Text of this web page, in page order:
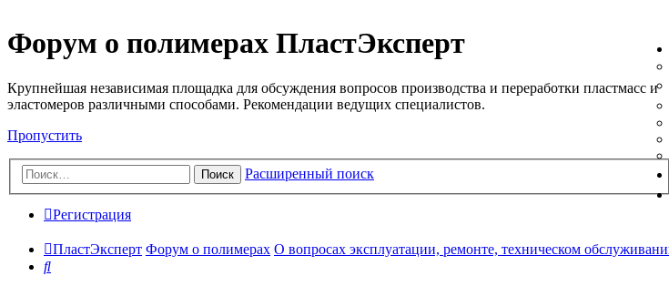
Форум о полимерах ПластЭксперт
Крупнейшая независимая площадка для обсуждения вопросов производства и переработки пластмасс и
эластомеров различными способами. Рекомендации ведущих специалистов.
Пропустить
Поиск Расширенный поиск
Регистрация
ПластЭксперт Форум о полимерах О вопросах эксплуатации, ремонте, техническом
Поиск